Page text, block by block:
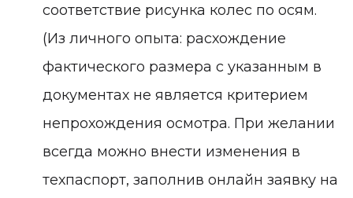
соответствие рисунка колес по осям.
(Из личного опыта: расхождение
фактического размера с указанным в
документах не является критерием
непрохождения осмотра. При желании
всегда можно внести изменения в
техпаспорт, заполнив онлайн заявку на